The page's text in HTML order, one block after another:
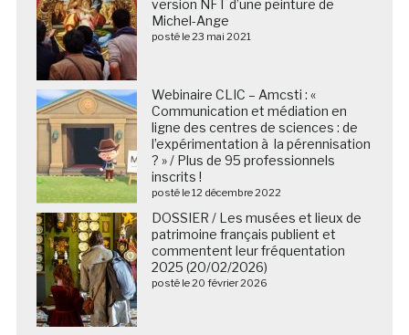
Webinaire CLIC – Amcsti : «
l’expérimentation à la pérennisation
? » / Plus de 95 professionnels
inscrits !
posté le 12 décembre 2022
DOSSIER / Les musées et lieux de
patrimoine français publient et
commentent leur fréquentation
2025 (20/02/2026)
posté le 20 février 2026